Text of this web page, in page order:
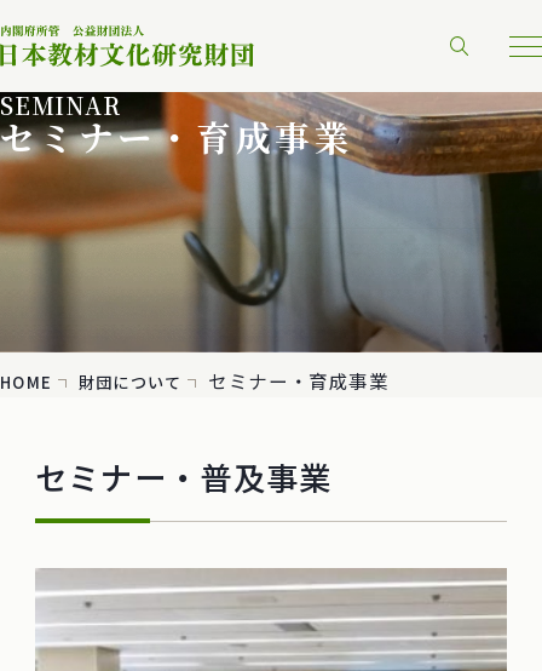
SEMINAR
セミナー・育成事業
HOME 財団について セミナー・育成事業
セミナー・普及事業